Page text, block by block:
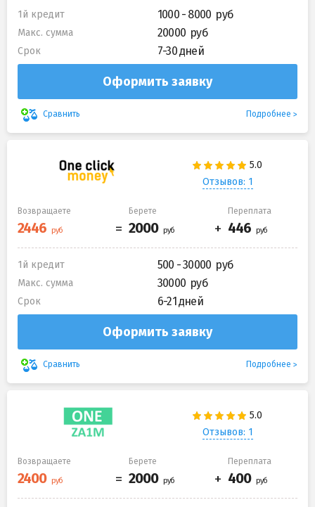
1й кредит 1000 - 8000
Макс. сумма 20000
Срок 7-30 дней
Оформить заявку
Сравнить Подробнее
Отзывов: 1
Возвращаете Берете Переплата
1й кредит 500 - 30000
Макс. сумма 30000
Срок 6-21 дней
Оформить заявку
Сравнить Подробнее
Отзывов: 1
Возвращаете Берете Переплата